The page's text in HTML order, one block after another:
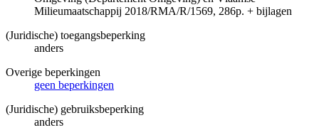
Milieumaatschappij 2018/RMA/R/1569, 286p. + bijlagen
(Juridische) toegangsbeperking
anders
Overige beperkingen
geen beperkingen
(Juridische) gebruiksbeperking
anders